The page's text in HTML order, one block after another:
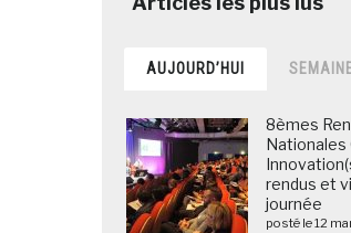
AUJOURD’HUI
8èmes
Nationales
rendus et
journée
posté le 12